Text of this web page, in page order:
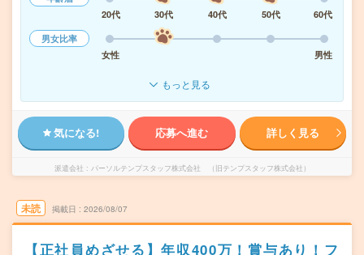
20代
30代 40代 50代
60代
男女比率
女性
男性
もっと見る
気になる! 応募へ進む 詳しく見る
派遣会社 パーソルテンプスタッフ株式会社 （旧テンプスタッフ株式会社）
未読 掲載日 2026/08/07
【正社員めざせる】年収400万！賞与あり！フ